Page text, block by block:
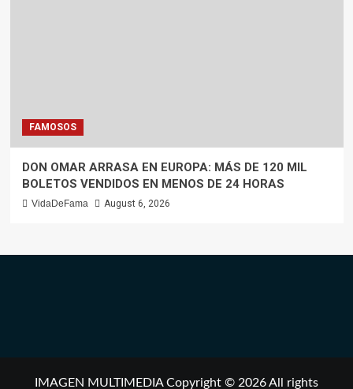
FAMOSOS
DON OMAR ARRASA EN EUROPA: MÁS DE 120 MIL
BOLETOS VENDIDOS EN MENOS DE 24 HORAS
VidaDeFama August 6, 2026
IMAGEN MULTIMEDIA Copyright © 2026 All rights